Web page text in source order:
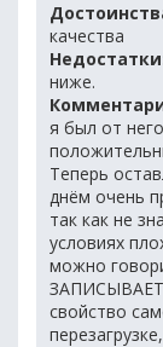
качества
ниже.
я был от
Теперь
днём очень
так как не
условиях
можно
свойство